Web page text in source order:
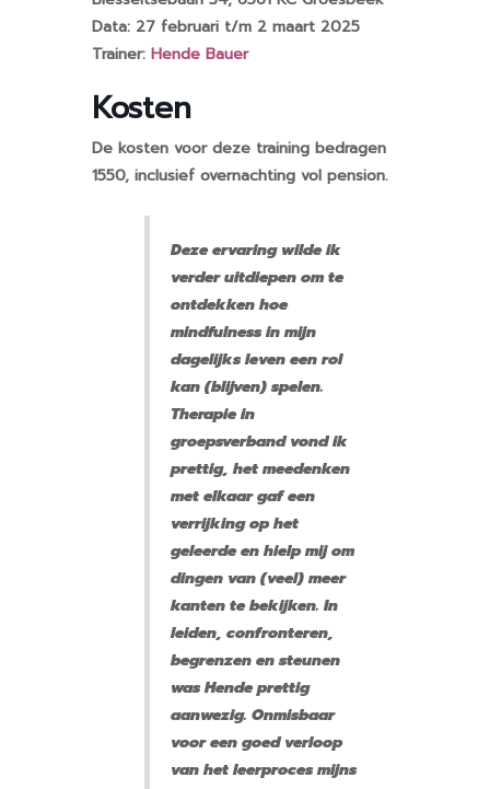
Data: 27 februari t/m 2 maart 2025
Trainer: Hende Bauer
Kosten
De kosten voor deze training bedragen
1550, inclusief overnachting vol pension.
Deze ervaring wilde ik
verder uitdiepen om te
ontdekken hoe
mindfulness in mijn
dagelijks leven een rol
kan (blijven) spelen.
Therapie in
groepsverband vond ik
prettig, het meedenken
met elkaar gaf een
verrijking op het
geleerde en hielp mij om
dingen van (veel) meer
kanten te bekijken. In
leiden, confronteren,
begrenzen en steunen
was Hende prettig
aanwezig. Onmisbaar
voor een goed verloop
van het leerproces mijns